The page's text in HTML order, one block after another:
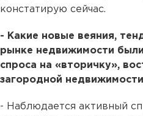
констатирую сейчас.
- Какие новые веяния,
рынке недвижимости
спроса на «вторичку»,
загородной
- Наблюдается активный